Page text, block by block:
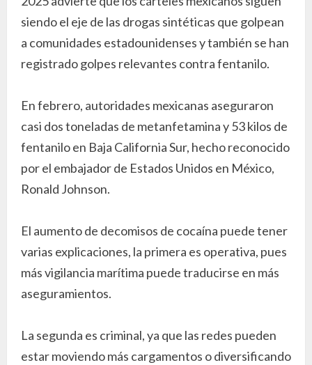
siendo el eje de las drogas sintéticas que golpean
a comunidades estadounidenses y también se han
registrado golpes relevantes contra fentanilo.
En febrero, autoridades mexicanas aseguraron
casi dos toneladas de metanfetamina y 53 kilos de
fentanilo en Baja California Sur, hecho reconocido
por el embajador de Estados Unidos en México,
Ronald Johnson.
El aumento de decomisos de cocaína puede tener
varias explicaciones, la primera es operativa, pues
más vigilancia marítima puede traducirse en más
aseguramientos.
La segunda es criminal, ya que las redes pueden
estar moviendo más cargamentos o diversificando